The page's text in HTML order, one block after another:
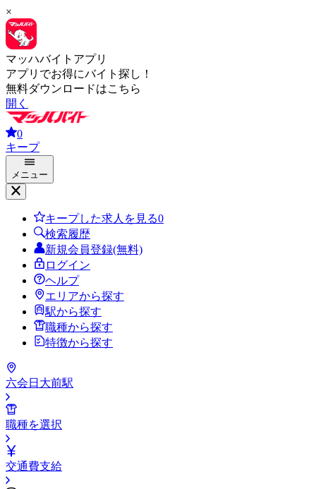
×
マッハバイトアプリ
アプリでお得にバイト探し！
無料ダウンロードはこちら
開く
0
キープ
メニュー
キープした求人を見る0
検索履歴
新規会員登録(無料)
ログイン
ヘルプ
エリアから探す
駅から探す
職種から探す
特徴から探す
六会日大前駅
職種を選択
交通費支給